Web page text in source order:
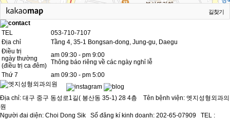
길찾기
TEL
053-710-7107
Địa chỉ
Tầng 4, 35-1 Bongsan-dong, Jung-gu, Daegu
Điều trị
ngày thường
(điều trị ca đêm)
am 09:30 - pm 9:00
Thông báo riêng về các ngày nghỉ lễ
Thứ 7
am 09:30 - pm 5:00
Địa chỉ: 대구 중구 동성로1길( 봉산동 35-1) 28 4층 Tên bệnh viện: 엣지성형외과의
원
Người đai diện: Choi Dong Sikㅤ Số đăng kí kinh doanh: 202-65-07909ㅤ TEL :